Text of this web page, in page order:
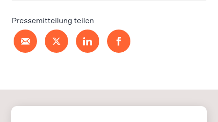
Pressemitteilung teilen